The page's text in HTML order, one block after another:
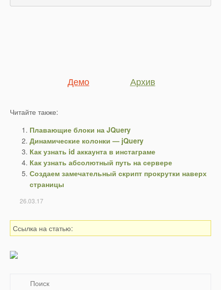
Читайте также:
Плавающие блоки на JQuery
Динамические колонки — jQuery
Как узнать id аккаунта в инстаграме
Как узнать абсолютный путь на сервере
Создаем замечательный скрипт прокрутки наверх
страницы
26.03.17
Ссылка на статью: